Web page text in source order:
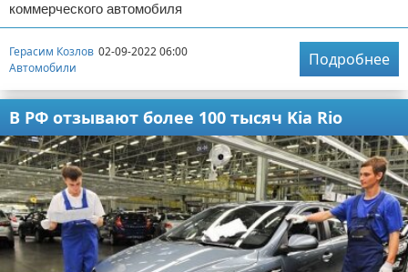
коммерческого автомобиля
Герасим Козлов 02-09-2022 06:00
Автомобили
Подробнее
В РФ отзывают более 100 тысяч Kia Rio